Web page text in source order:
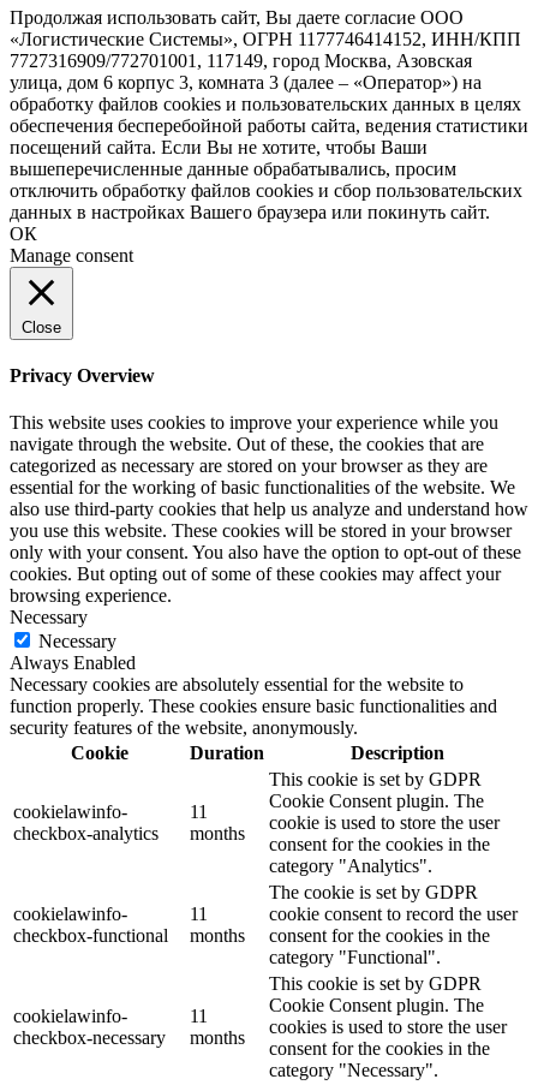
Продолжая использовать сайт, Вы даете согласие ООО
«Логистические Системы», ОГРН 1177746414152, ИНН/КПП
7727316909/772701001, 117149, город Москва, Азовская
улица, дом 6 корпус 3, комната 3 (далее – «Оператор») на
обработку файлов cookies и пользовательских данных в целях
обеспечения бесперебойной работы сайта, ведения статистики
посещений сайта. Если Вы не хотите, чтобы Ваши
вышеперечисленные данные обрабатывались, просим
отключить обработку файлов cookies и сбор пользовательских
данных в настройках Вашего браузера или покинуть сайт.
ОК
Manage consent
Close
Privacy Overview
This website uses cookies to improve your experience while you
navigate through the website. Out of these, the cookies that are
categorized as necessary are stored on your browser as they are
essential for the working of basic functionalities of the website. We
also use third-party cookies that help us analyze and understand how
you use this website. These cookies will be stored in your browser
only with your consent. You also have the option to opt-out of these
cookies. But opting out of some of these cookies may affect your
browsing experience.
Necessary
Necessary
Always Enabled
Necessary cookies are absolutely essential for the website to
function properly. These cookies ensure basic functionalities and
security features of the website, anonymously.
Cookie
Duration Description
cookielawinfo-
checkbox-analytics
11
months
This cookie is set by GDPR
Cookie Consent plugin. The
cookie is used to store the user
consent for the cookies in the
category "Analytics".
cookielawinfo-
checkbox-functional
11
months
The cookie is set by GDPR
cookie consent to record the user
consent for the cookies in the
category "Functional".
cookielawinfo-
checkbox-necessary
11
months
This cookie is set by GDPR
Cookie Consent plugin. The
cookies is used to store the user
consent for the cookies in the
category "Necessary".